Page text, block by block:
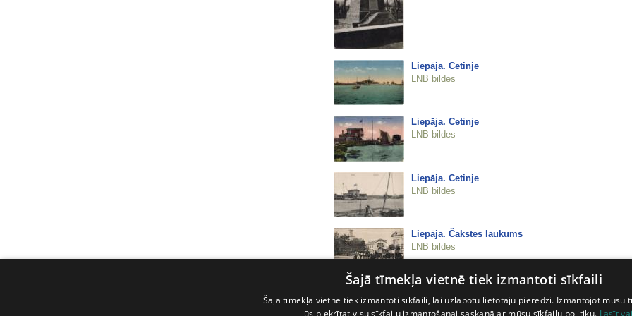
Liepāja. Cetinje
LNB bildes
Liepāja. Cetinje
LNB bildes
Liepāja. Cetinje
LNB bildes
Liepāja. Čakstes laukums
LNB bildes
Liepāja. Dienvidrietumu puse
LNB bildes
Šajā tīmekļa vietnē tiek izmantoti sīkfaili
Šajā tīmekļa vietnē tiek izmantoti sīkfaili, lai uzlabotu lietotāju pieredzi. Izmantojot mūsu
jūs piekrītat visu sīkfailu izmantošanai saskaņā ar mūsu sīkfailu politiku. Lasīt